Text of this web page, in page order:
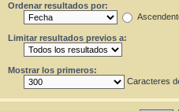
Ordenar resultados por:
Limitar resultados previos a:
Mostrar los primeros:
Caracteres